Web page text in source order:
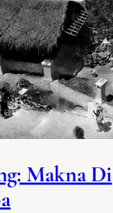
Makna Di